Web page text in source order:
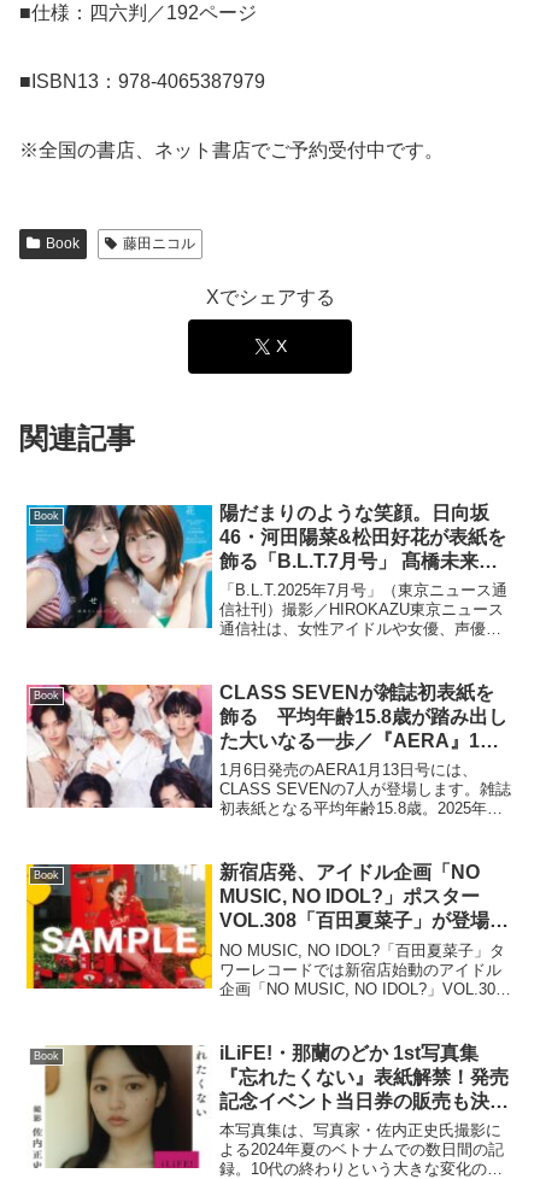
■仕様：四六判／192ページ
■ISBN13：978-4065387979
※全国の書店、ネット書店でご予約受付中です。
Book 藤田ニコル
Xでシェアする
X
関連記事
Book
陽だまりのような笑顔。日向坂
46・河田陽菜&松田好花が表紙を
飾る「B.L.T.7月号」 髙橋未来虹
も登場し、計22000字超えの超ロ
ングインタビューで“新生・日向
坂46”を語る。
「B.L.T.2025年7月号」（東京ニュース通
信社刊）撮影／HIROKAZU東京ニュース
通信社は、女性アイドルや女優、声優た
「B.L.T.2025年7月号」を5月28日...
Book
CLASS SEVENが雑誌初表紙を
飾る 平均年齢15.8歳が踏み出し
た大いなる一歩／『AERA』1月6
日発売
1月6日発売のAERA1月13日号には、
CLASS SEVENの7人が登場します。雑誌
初表紙となる平均年齢15.8歳。2025年の
ジの脂肪燃焼スープ」。超人気料理研究
家...
Book
新宿店発、アイドル企画「NO
MUSIC, NO IDOL?」ポスター
VOL.308「百田夏菜子」が登場
タワレコ12店舗＋オンラインにて
対象作品購入でポスタープレゼン
ト
NO MUSIC, NO IDOL?「百田夏菜子」タ
ワーレコードでは新宿店始動のアイドル
企画「NO MUSIC, NO IDOL?」VOL.308
（水）に満を持して...
Book
iLiFE!・那蘭のどか 1st写真集
『忘れたくない』表紙解禁！発売
記念イベント当日券の販売も決
定！
本写真集は、写真家・佐内正史氏撮影に
よる2024年夏のベトナムでの数日間の記
録。10代の終わりという大きな変化の最